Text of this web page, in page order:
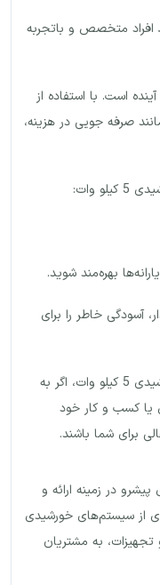
متخصص و باتجربه
است. با استفاده از
صرفه جویی در هزینه،
وات:
بهره‌مند شوید.
آسودگی خاطر را برای
با توجه به مزایای متعدد سیستم‌های خورشیدی 5 کیلو وات، اگر به
یا کسب و کار خود
برای شما باشند.
در زمینه ارائه و
از سیستم‌های خورشیدی
و تجهیزات، به مشتریان